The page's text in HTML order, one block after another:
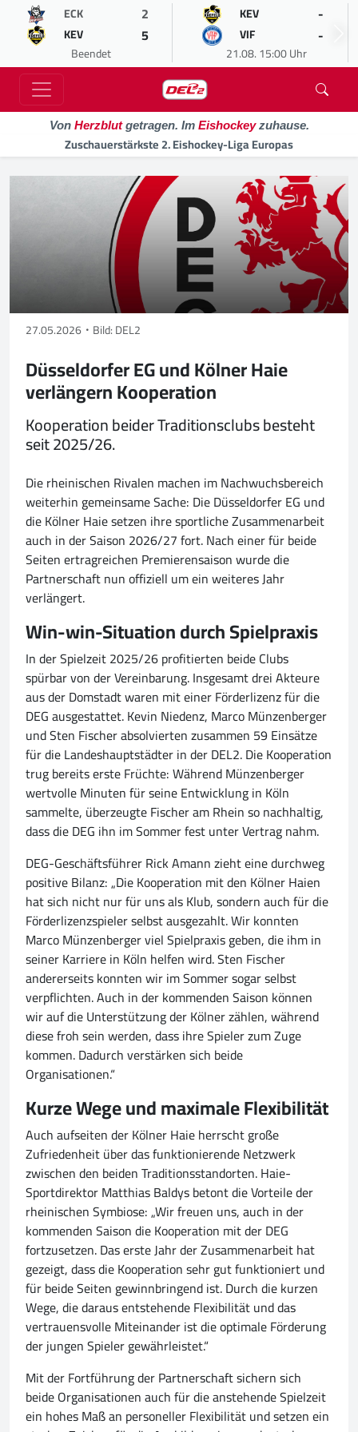
ECK 2
KEV 5
Beendet
KEV -
VIF -
21.08. 15:00 Uhr
Von Herzblutgetragen. Im Eishockeyzuhause.
Zuschauerstärkste 2. Eishockey-Liga Europas
27.05.2026 Bild: DEL2
Düsseldorfer EG und Kölner Haie
verlängern Kooperation
Kooperation beider Traditionsclubs besteht
seit 2025/26.
Die rheinischen Rivalen machen im Nachwuchsbereich
weiterhin gemeinsame Sache: Die Düsseldorfer EG und
die Kölner Haie setzen ihre sportliche Zusammenarbeit
auch in der Saison 2026/27 fort. Nach einer für beide
Seiten ertragreichen Premierensaison wurde die
Partnerschaft nun offiziell um ein weiteres Jahr
verlängert.
Win-win-Situation durch Spielpraxis
In der Spielzeit 2025/26 profitierten beide Clubs
spürbar von der Vereinbarung. Insgesamt drei Akteure
aus der Domstadt waren mit einer Förderlizenz für die
DEG ausgestattet. Kevin Niedenz, Marco Münzenberger
und Sten Fischer absolvierten zusammen 59 Einsätze
für die Landeshauptstädter in der DEL2. Die Kooperation
trug bereits erste Früchte: Während Münzenberger
wertvolle Minuten für seine Entwicklung in Köln
sammelte, überzeugte Fischer am Rhein so nachhaltig,
dass die DEG ihn im Sommer fest unter Vertrag nahm.
DEG-Geschäftsführer Rick Amann zieht eine durchweg
positive Bilanz: „Die Kooperation mit den Kölner Haien
hat sich nicht nur für uns als Klub, sondern auch für die
Förderlizenzspieler selbst ausgezahlt. Wir konnten
Marco Münzenberger viel Spielpraxis geben, die ihm in
seiner Karriere in Köln helfen wird. Sten Fischer
andererseits konnten wir im Sommer sogar selbst
verpflichten. Auch in der kommenden Saison können
wir auf die Unterstützung der Kölner zählen, während
diese froh sein werden, dass ihre Spieler zum Zuge
kommen. Dadurch verstärken sich beide
Organisationen.“
Kurze Wege und maximale Flexibilität
Auch aufseiten der Kölner Haie herrscht große
Zufriedenheit über das funktionierende Netzwerk
zwischen den beiden Traditionsstandorten. Haie-
Sportdirektor Matthias Baldys betont die Vorteile der
rheinischen Symbiose: „Wir freuen uns, auch in der
kommenden Saison die Kooperation mit der DEG
fortzusetzen. Das erste Jahr der Zusammenarbeit hat
gezeigt, dass die Kooperation sehr gut funktioniert und
für beide Seiten gewinnbringend ist. Durch die kurzen
Wege, die daraus entstehende Flexibilität und das
vertrauensvolle Miteinander ist die optimale Förderung
der jungen Spieler gewährleistet.“
Mit der Fortführung der Partnerschaft sichern sich
beide Organisationen auch für die anstehende Spielzeit
ein hohes Maß an personeller Flexibilität und setzen ein